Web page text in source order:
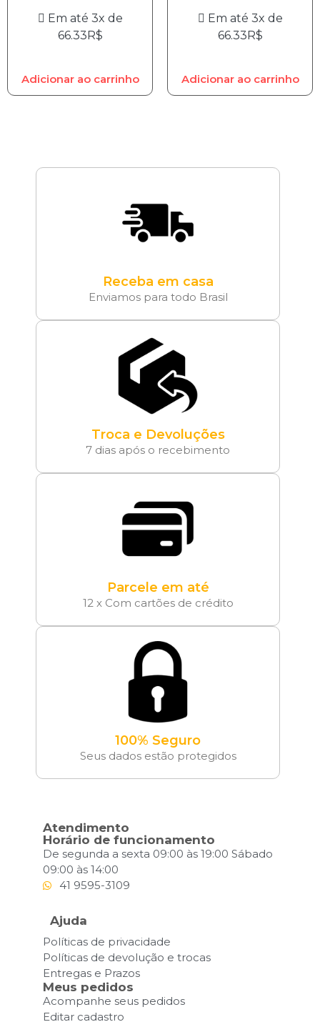
Em até 3x de
66.33R$
Adicionar ao carrinho
Em até 3x de
66.33R$
Adicionar ao carrinho
Receba em casa
Enviamos para todo Brasil
Troca e Devoluções
7 dias após o recebimento
Parcele em até
12 x Com cartões de crédito
100% Seguro
Seus dados estão protegidos
Atendimento
Horário de funcionamento
De segunda a sexta 09:00 às 19:00 Sábado
09:00 às 14:00
41 9595-3109
Ajuda
Políticas de privacidade
Políticas de devolução e trocas
Entregas e Prazos
Meus pedidos
Acompanhe seus pedidos
Editar cadastro